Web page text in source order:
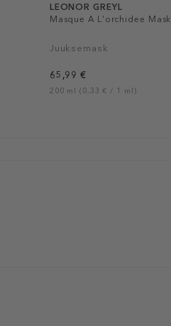
LEONOR GREYL
Masque A L'orchidee Mask
Juuksemask
65,99 €
200 ml (0,33 € / 1 ml)